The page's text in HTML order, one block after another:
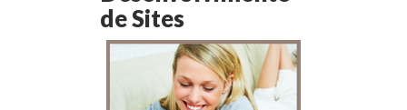
de Sites